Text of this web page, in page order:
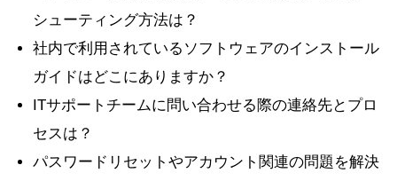
シューティング方法は？
社内で利用されているソフトウェアのインストール
ガイドはどこにありますか？
ITサポートチームに問い合わせる際の連絡先とプロ
セスは？
パスワードリセットやアカウント関連の問題を解決